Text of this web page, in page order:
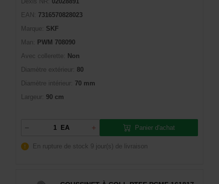
EAN:
7316570828023
Marque:
SKF
Man:
PWM 708090
Avec collerette:
Non
Diamètre extérieur: 80
Diamètre intérieur: 70 mm
Largeur: 90 cm
EA Panier d'achat
En rupture de stock 9 jour(s) de livraison